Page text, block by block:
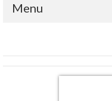
Menu